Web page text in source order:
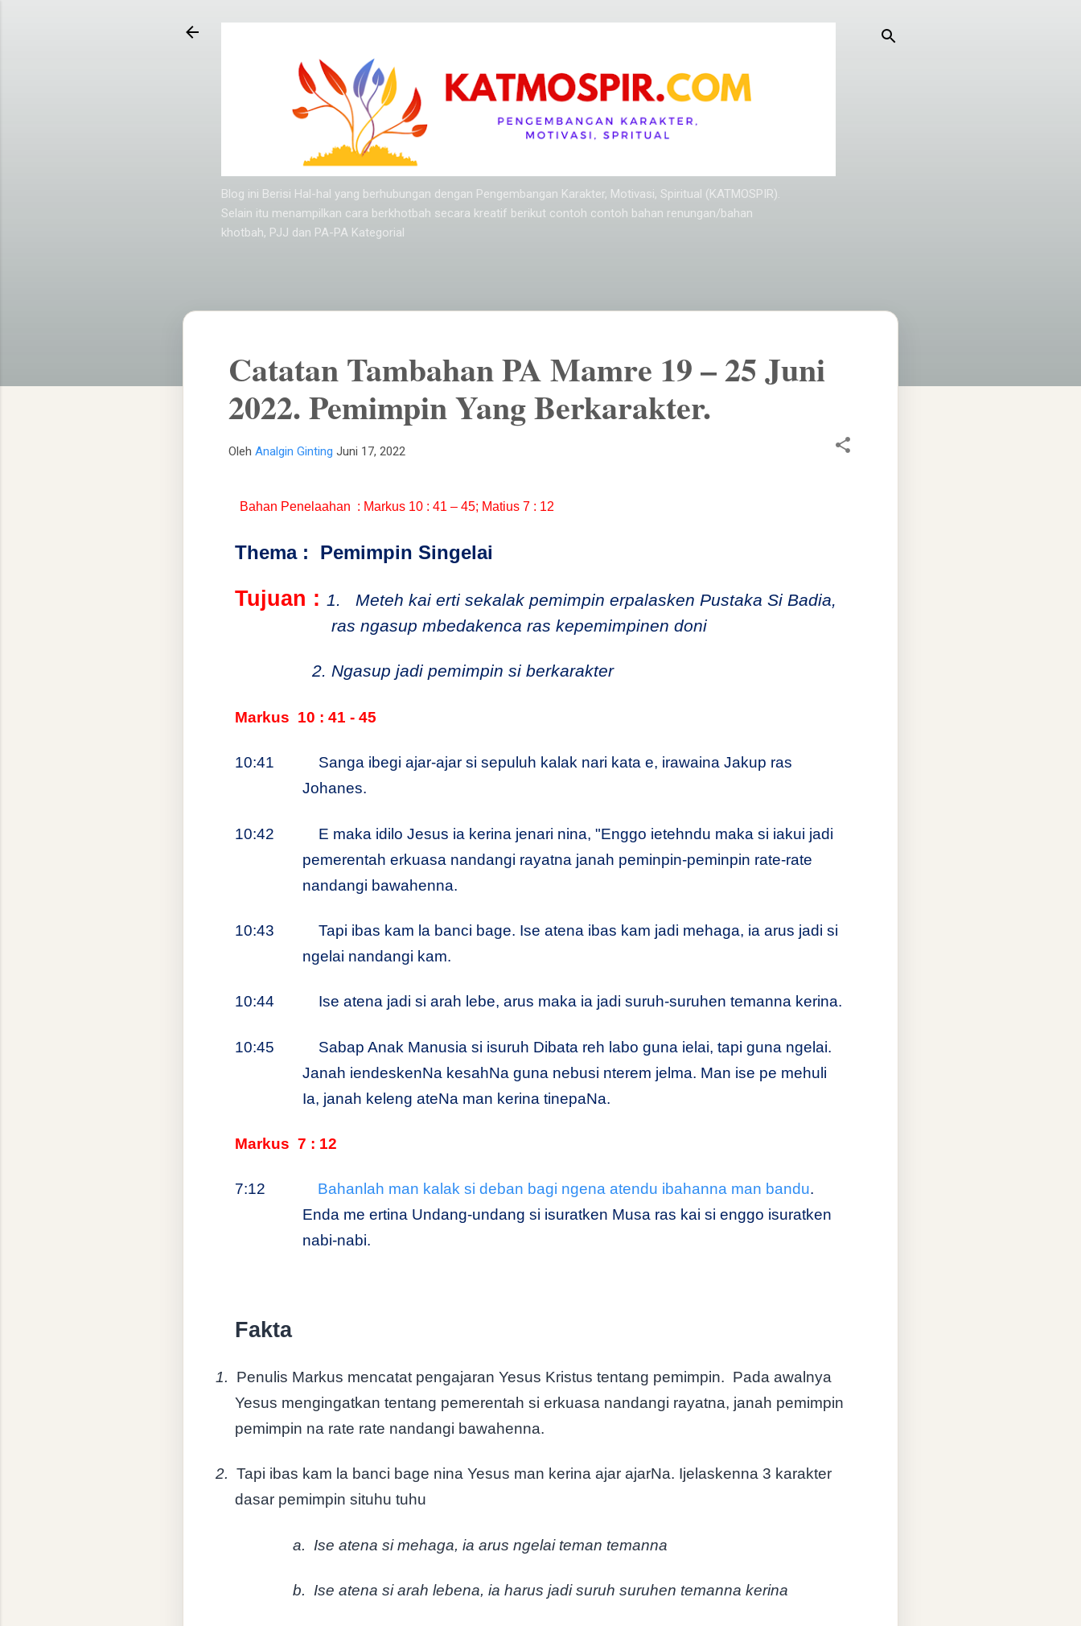
Langsung ke konten utama
Blog ini Berisi Hal-hal yang berhubungan dengan Pengembangan Karakter, Motivasi, Spiritual (KATMOSPIR).
Selain itu menampilkan cara berkhotbah secara kreatif berikut contoh contoh bahan renungan/bahan
khotbah, PJJ dan PA-PA Kategorial
Catatan Tambahan PA Mamre 19 – 25 Juni
2022. Pemimpin Yang Berkarakter.
Oleh Analgin Ginting Juni 17, 2022
Bahan Penelaahan : Markus 10 : 41 – 45; Matius 7 : 12
Thema : Pemimpin Singelai
Tujuan : 1.
Meteh kai erti sekalak pemimpin erpalasken Pustaka Si Badia,
ras ngasup mbedakenca ras kepemimpinen doni
2. Ngasup jadi pemimpin si berkarakter
Markus 10 : 41 - 45
10:41
Sanga ibegi ajar-ajar si sepuluh kalak nari kata e, irawaina Jakup ras
Johanes.
10:42
E maka idilo Jesus ia kerina jenari nina, "Enggo ietehndu maka si iakui jadi
pemerentah erkuasa nandangi rayatna janah peminpin-peminpin rate-rate
nandangi bawahenna.
10:43
Tapi ibas kam la banci bage. Ise atena ibas kam jadi mehaga, ia arus jadi si
ngelai nandangi kam.
10:44 Ise atena jadi si arah lebe, arus maka ia jadi suruh-suruhen temanna kerina.
10:45
Sabap Anak Manusia si isuruh Dibata reh labo guna ielai, tapi guna ngelai.
Janah iendeskenNa kesahNa guna nebusi nterem jelma. Man ise pe mehuli
Ia, janah keleng ateNa man kerina tinepaNa.
Markus 7 : 12
7:12 Bahanlah man kalak si deban bagi ngena atendu ibahanna man bandu.
Enda me ertina Undang-undang si isuratken Musa ras kai si enggo isuratken
nabi-nabi.
Fakta
1. Penulis Markus mencatat pengajaran Yesus Kristus tentang pemimpin. Pada awalnya
Yesus mengingatkan tentang pemerentah si erkuasa nandangi rayatna, janah pemimpin
pemimpin na rate rate nandangi bawahenna.
2. Tapi ibas kam la banci bage nina Yesus man kerina ajar ajarNa. Ijelaskenna 3 karakter
dasar pemimpin situhu tuhu
a. Ise atena si mehaga, ia arus ngelai teman temanna
b. Ise atena si arah lebena, ia harus jadi suruh suruhen temanna kerina